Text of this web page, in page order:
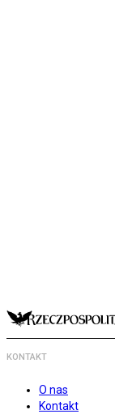
KONTAKT
O nas
Kontakt